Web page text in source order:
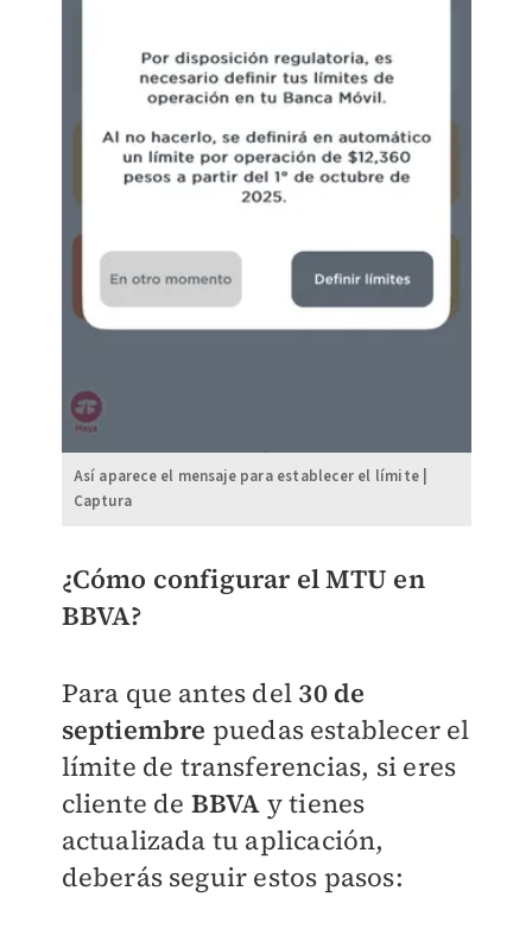
Así aparece el mensaje para establecer el límite |
Captura
¿Cómo configurar el MTU en
BBVA?
Para que antes del 30 de
septiembre puedas establecer el
límite de transferencias, si eres
cliente de BBVA y tienes
actualizada tu aplicación,
deberás seguir estos pasos: